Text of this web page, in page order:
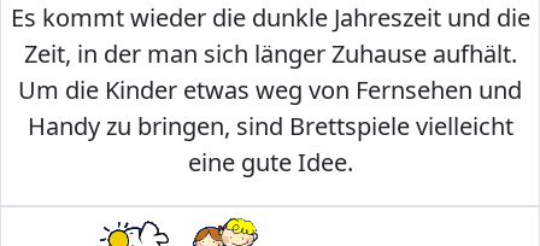
Es kommt wieder die dunkle Jahreszeit und die
Zeit, in der man sich länger Zuhause aufhält.
Um die Kinder etwas weg von Fernsehen und
Handy zu bringen, sind Brettspiele vielleicht
eine gute Idee.